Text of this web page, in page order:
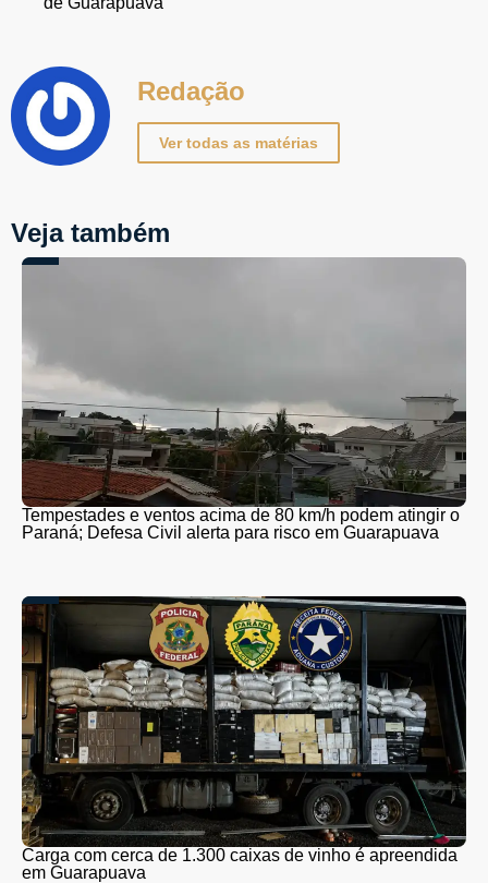
Redação
Ver todas as matérias
Veja também
Tempestades e ventos acima de 80 km/h podem atingir o
Paraná; Defesa Civil alerta para risco em Guarapuava
Carga com cerca de 1.300 caixas de vinho é apreendida
em Guarapuava